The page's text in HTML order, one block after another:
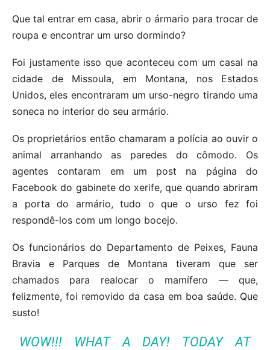
Que tal entrar em casa, abrir o ármario para trocar de
roupa e encontrar um urso dormindo?
Foi justamente isso que aconteceu com um casal na
cidade de Missoula, em Montana, nos Estados
Unidos, eles encontraram um urso-negro tirando uma
soneca no interior do seu armário.
Os proprietários então chamaram a polícia ao ouvir o
animal arranhando as paredes do cômodo. Os
agentes contaram em um post na página do
Facebook do gabinete do xerife, que quando abriram
a porta do armário, tudo o que o urso fez foi
respondê-los com um longo bocejo.
Os funcionários do Departamento de Peixes, Fauna
Bravia e Parques de Montana tiveram que ser
chamados para realocar o mamífero — que,
felizmente, foi removido da casa em boa saúde. Que
susto!
WOW!!! WHAT A DAY! TODAY AT